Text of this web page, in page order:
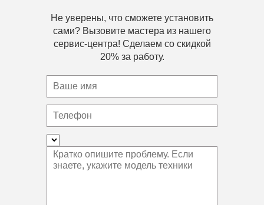
Не уверены, что сможете установить
сами? Вызовите мастера из нашего
сервис-центра! Сделаем со скидкой
20% за работу.